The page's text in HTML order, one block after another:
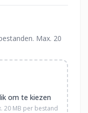
Max. 20
om te kiezen
20 MB per bestand